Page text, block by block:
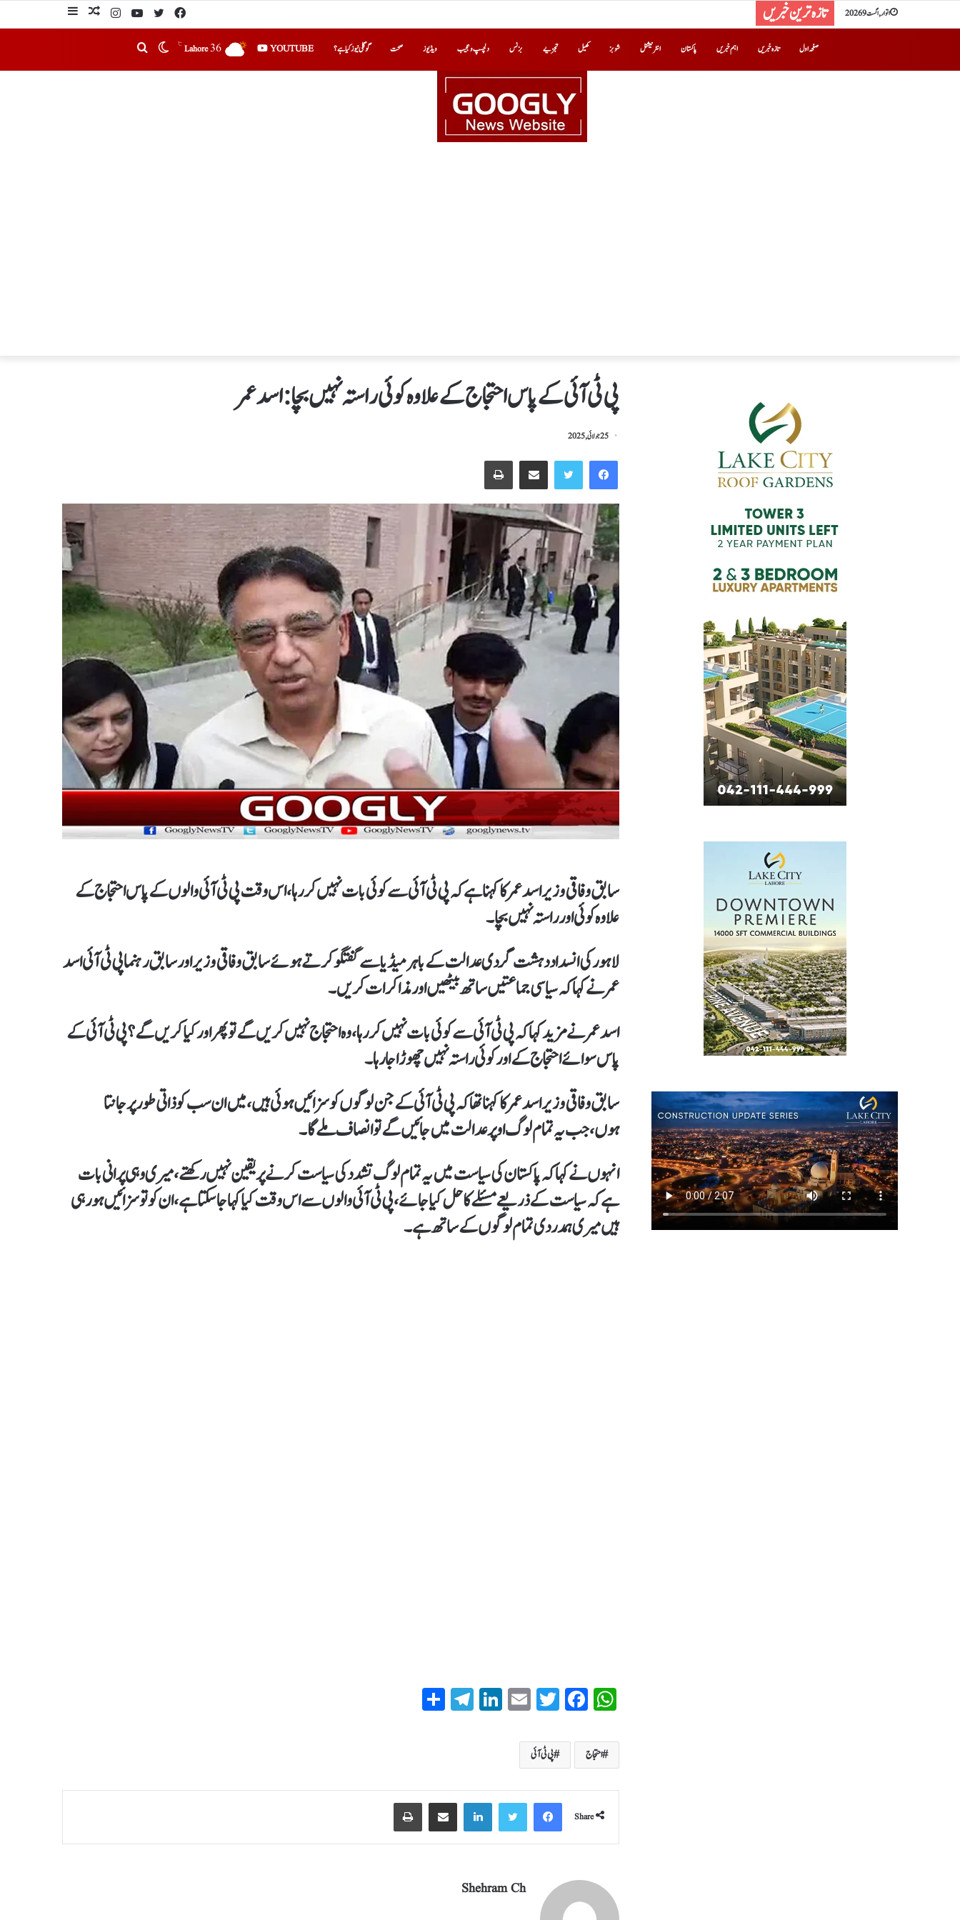
اتوار, اگست 9 2026 تازہ ترین خبریں
صفحہ اول تازہ خبریں اہم خبریں پاکستان انٹرنیشنل شوبز کھیل تجزیے بزنس دلچسپ و عجیب ویڈیوز صحت گوگلی نیوز کیا ہے؟ YOUTUBE
Lahore36
℃
پی ٹی آئی کے پاس احتجاج کے علاوہ کوئی راستہ نہیں بچا : اسد عمر
25 جولائی, 2025
سابق وفاقی وزیر اسد عمر کا کہنا ہے کہ پی ٹی آئی سے کوئی بات نہیں کررہا، اس وقت پی ٹی آئی والوں کے پاس احتجاج کے
علاوہ کوئی اور راستہ نہیں بچا۔
لاہور کی انسداد دہشت گردی عدالت کے باہر میڈیا سے گفتگو کرتے ہوئے سابق وفاقی وزیر اور سابق رہنما پی ٹی آئی اسد
عمر نے کہا کہ سیاسی جماعتیں ساتھ بیٹھیں اور مذاکرات کریں۔
اسد عمر نے مزید کہاکہ پی ٹی آئی سے کوئی بات نہیں کررہا،وہ احتجاج نہیں کریں گے تو پھر اور کیا کریں گے؟ پی ٹی آئی کے
پاس سوائے احتجاج کے اور کوئی راستہ نہیں چھوڑا جارہا۔
سابق وفاقی وزیر اسد عمر کا کہنا تھاکہ پی ٹی آئی کے جن لوگوں کو سزائیں ہوئی ہیں،میں ان سب کو ذاتی طور پر جانتا
ہوں،جب یہ تمام لوگ اوپر عدالت میں جائیں گے تو انصاف ملےگا۔
انہوں نے کہا کہ پاکستان کی سیاست میں یہ تمام لوگ تشدد کی سیاست کرنے پر یقین نہیں رکھتے،میری وہی پرانی بات
ہےکہ سیاست کے ذریعے مسئلے کا حل کیا جائے، پی ٹی آئی والوں سے اس وقت کیا کہا جاسکتا ہے، ان کو تو سزائیں ہورہی
ہیں میری ہمدردی تمام لوگوں کے ساتھ ہے۔
W
ha
ts
A
pp
Fa
ce
bo
ok
T
wi
tte
r
E
m
Li
nk
T
el
m
احتجاج پی ٹی آئی
Share
Shehram Ch